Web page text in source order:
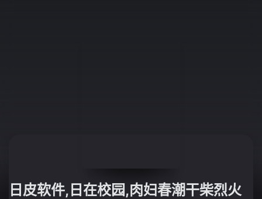
日皮软件,日在校园,肉妇春潮干柴烈火